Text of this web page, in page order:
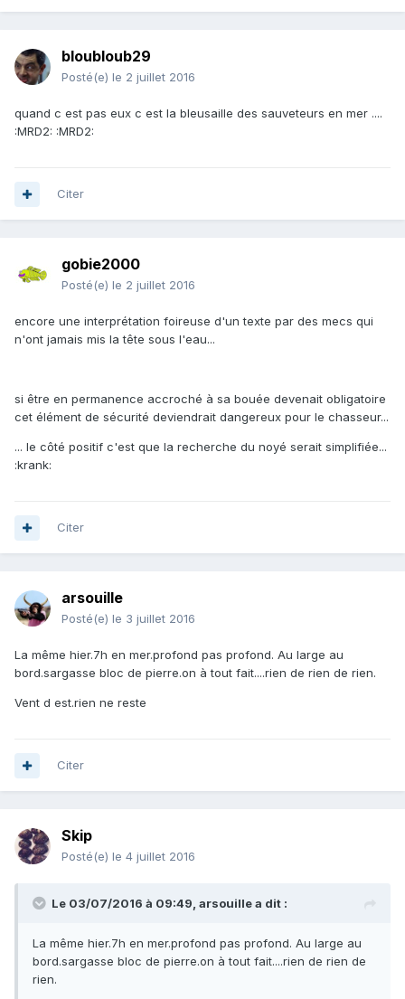
bloubloub29
Posté(e) le 2 juillet 2016
quand c est pas eux c est la bleusaille des sauveteurs en mer ....
:MRD2: :MRD2:
Citer
gobie2000
Posté(e) le 2 juillet 2016
encore une interprétation foireuse d'un texte par des mecs qui
n'ont jamais mis la tête sous l'eau...
si être en permanence accroché à sa bouée devenait obligatoire
cet élément de sécurité deviendrait dangereux pour le chasseur...
... le côté positif c'est que la recherche du noyé serait simplifiée...
:krank:
Citer
arsouille
Posté(e) le 3 juillet 2016
La même hier.7h en mer.profond pas profond. Au large au
bord.sargasse bloc de pierre.on à tout fait....rien de rien de rien.
Vent d est.rien ne reste
Citer
Skip
Posté(e) le 4 juillet 2016
Le 03/07/2016 à 09:49, arsouille a dit :
La même hier.7h en mer.profond pas profond. Au large au
bord.sargasse bloc de pierre.on à tout fait....rien de rien de
rien.